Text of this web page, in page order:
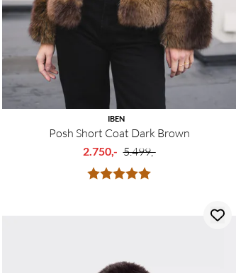
Karakter:
IBEN
Posh Short Coat Dark Brown
2.750,- 5.499,-